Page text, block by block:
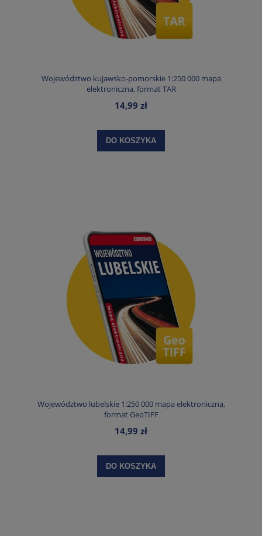
Województwo kujawsko-pomorskie 1:250 000 mapa
elektroniczna, format TAR
14,99 zł
DO KOSZYKA
Województwo lubelskie 1:250 000 mapa elektroniczna,
format GeoTIFF
14,99 zł
DO KOSZYKA